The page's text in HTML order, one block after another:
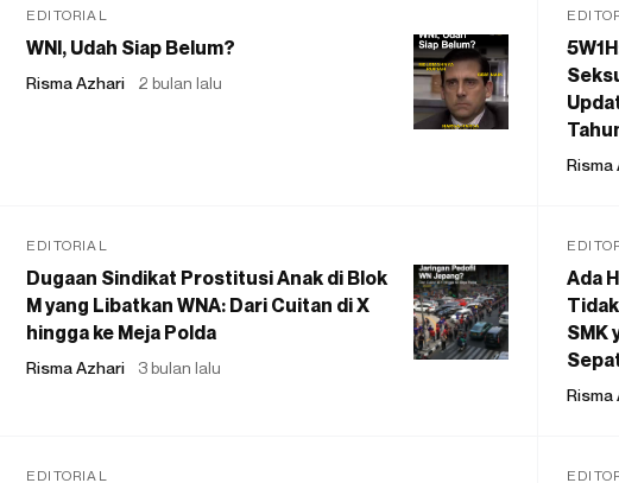
EDITORIAL
WNI, Udah Siap Belum?
Risma Azhari 2 bulan lalu
Risma
EDITORIAL
Dugaan Sindikat Prostitusi Anak di Blok
M yang Libatkan WNA: Dari Cuitan di X
hingga ke Meja Polda
Risma Azhari 3 bulan lalu
Ada
SMK
Risma
EDITORIAL